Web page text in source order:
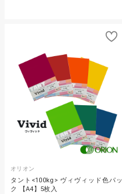
オリオン
タント<100kg> ヴィヴィッド色パッ
ク 【A4】5枚入